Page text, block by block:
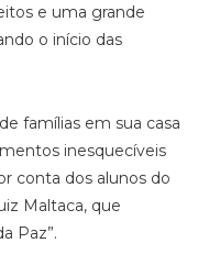
e uma grande
o início das
famílias em sua casa
inesquecíveis
conta dos alunos do
Maltaca, que
Paz”.